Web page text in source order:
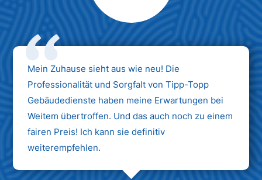
Max Mustermann
Unternehmen AG
Mein Zuhause sieht aus wie neu! Die
Professionalität und Sorgfalt von Tipp-Topp
Gebäudedienste haben meine Erwartungen bei
Weitem übertroffen. Und das auch noch zu einem
fairen Preis! Ich kann sie definitiv
weiterempfehlen.